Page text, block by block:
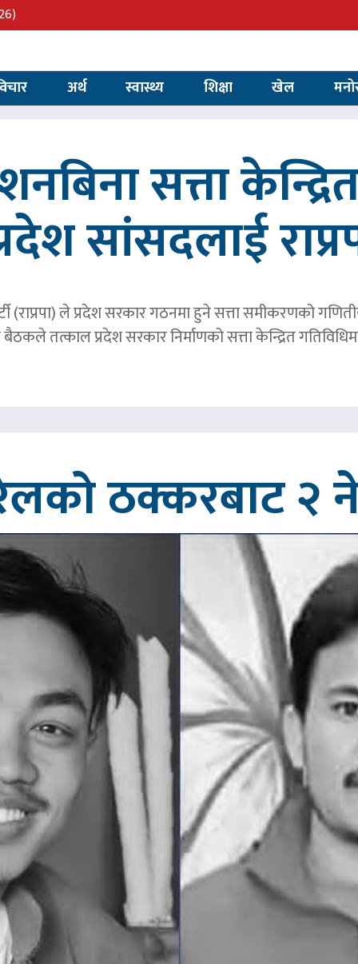
अर्थ स्वास्थ्य शिक्षा खेल
सत्ता
सांसदलाई
(राप्रपा) ले प्रदेश सरकार गठनमा हुने सत्ता समीकरणको
तत्काल प्रदेश सरकार निर्माणको सत्ता केन्द्रित
रेलको ठक्करबाट २